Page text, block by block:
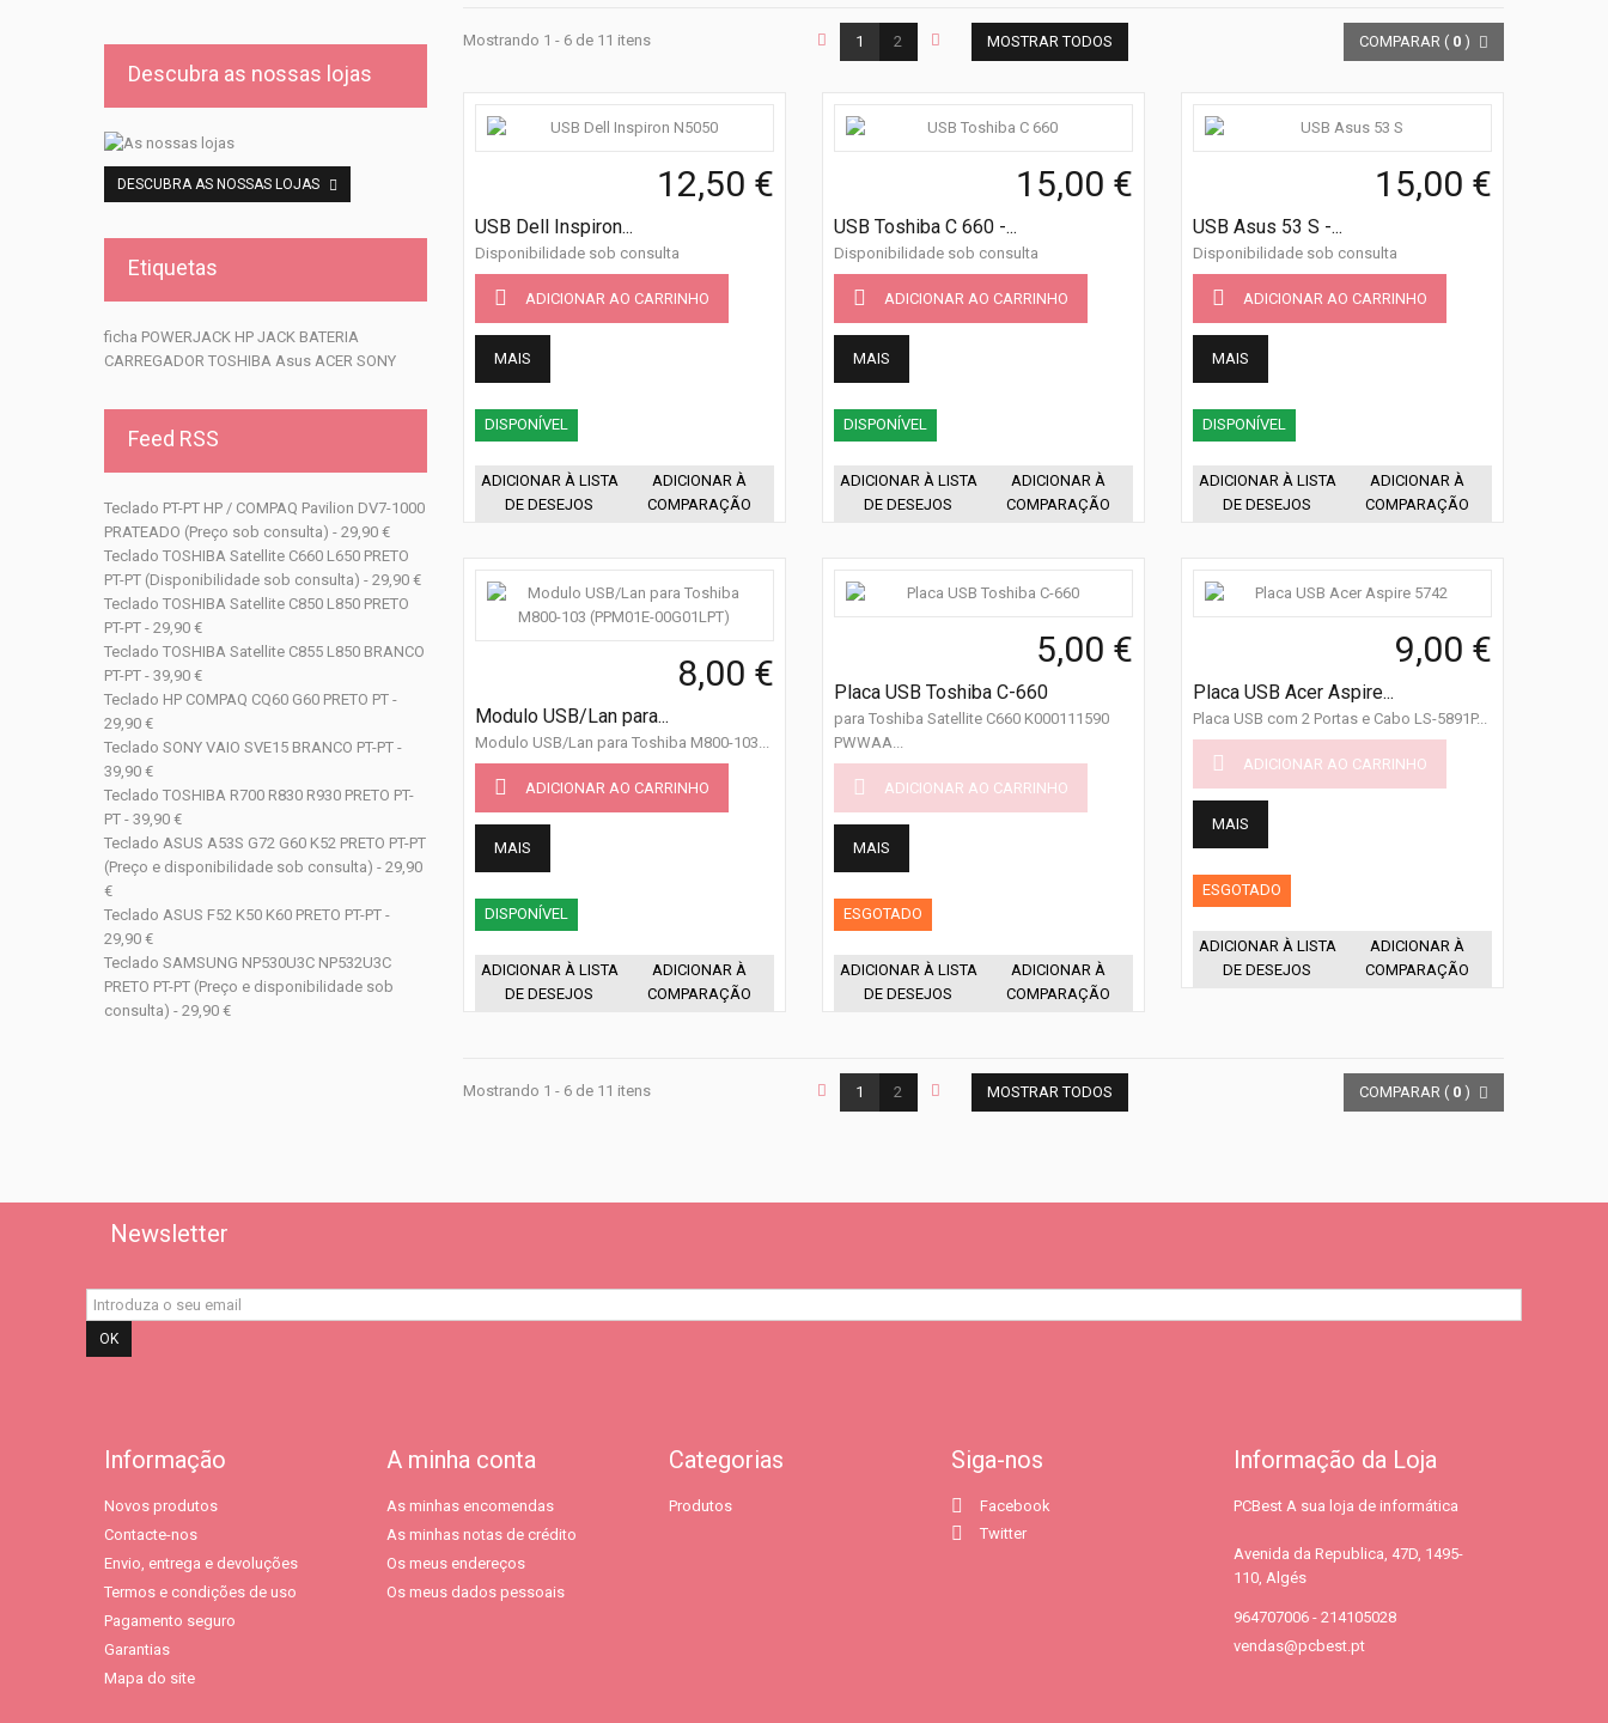
Descubra as nossas lojas
DESCUBRA AS NOSSAS LOJAS
Etiquetas
ficha POWERJACK HP JACK BATERIA
CARREGADOR TOSHIBA Asus ACER SONY
Feed RSS
Teclado PT-PT HP / COMPAQ Pavilion DV7-1000
PRATEADO (Preço sob consulta) - 29,90 €
Teclado TOSHIBA Satellite C660 L650 PRETO
PT-PT (Disponibilidade sob consulta) - 29,90 €
Teclado TOSHIBA Satellite C850 L850 PRETO
PT-PT - 29,90 €
Teclado TOSHIBA Satellite C855 L850 BRANCO
PT-PT - 39,90 €
Teclado HP COMPAQ CQ60 G60 PRETO PT -
29,90 €
Teclado SONY VAIO SVE15 BRANCO PT-PT -
39,90 €
Teclado TOSHIBA R700 R830 R930 PRETO PT-
PT - 39,90 €
Teclado ASUS A53S G72 G60 K52 PRETO PT-PT
(Preço e disponibilidade sob consulta) - 29,90
€
Teclado ASUS F52 K50 K60 PRETO PT-PT -
29,90 €
Teclado SAMSUNG NP530U3C NP532U3C
PRETO PT-PT (Preço e disponibilidade sob
consulta) - 29,90 €
COMPARAR ( 0 )
MOSTRAR TODOS
1 2
Mostrando 1 - 6 de 11 itens
12,50 €
USB Dell Inspiron...
Disponibilidade sob consulta
ADICIONAR AO CARRINHO
MAIS
DISPONÍVEL
ADICIONAR À LISTA
DE DESEJOS
ADICIONAR À
COMPARAÇÃO
15,00 €
USB Toshiba C 660 -...
Disponibilidade sob consulta
ADICIONAR AO CARRINHO
MAIS
DISPONÍVEL
ADICIONAR À LISTA
DE DESEJOS
ADICIONAR À
COMPARAÇÃO
15,00 €
USB Asus 53 S -...
Disponibilidade sob consulta
ADICIONAR AO CARRINHO
MAIS
DISPONÍVEL
ADICIONAR À LISTA
DE DESEJOS
ADICIONAR À
COMPARAÇÃO
8,00 €
Modulo USB/Lan para...
Modulo USB/Lan para Toshiba M800-103...
ADICIONAR AO CARRINHO
MAIS
DISPONÍVEL
ADICIONAR À LISTA
DE DESEJOS
ADICIONAR À
COMPARAÇÃO
5,00 €
Placa USB Toshiba C-660
para Toshiba Satellite C660 K000111590
PWWAA...
ADICIONAR AO CARRINHO
MAIS
ESGOTADO
ADICIONAR À LISTA
DE DESEJOS
ADICIONAR À
COMPARAÇÃO
9,00 €
Placa USB Acer Aspire...
Placa USB com 2 Portas e Cabo LS-5891P...
ADICIONAR AO CARRINHO
MAIS
ESGOTADO
ADICIONAR À LISTA
DE DESEJOS
ADICIONAR À
COMPARAÇÃO
COMPARAR ( 0 )
MOSTRAR TODOS
1 2
Mostrando 1 - 6 de 11 itens
Newsletter
OK
Informação
Novos produtos
Contacte-nos
Envio, entrega e devoluções
Termos e condições de uso
Pagamento seguro
Garantias
Mapa do site
A minha conta
As minhas encomendas
As minhas notas de crédito
Os meus endereços
Os meus dados pessoais
Categorias
Produtos
Siga-nos
Facebook
Twitter
Informação da Loja
PCBest A sua loja de informática
Avenida da Republica, 47D, 1495-
110, Algés
964707006 - 214105028
vendas@pcbest.pt